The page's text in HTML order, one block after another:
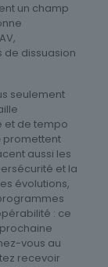
un champ
de dissuasion
seulement
et de tempo
promettent
aussi les
et la
évolutions,
: ce
vous au
recevoir